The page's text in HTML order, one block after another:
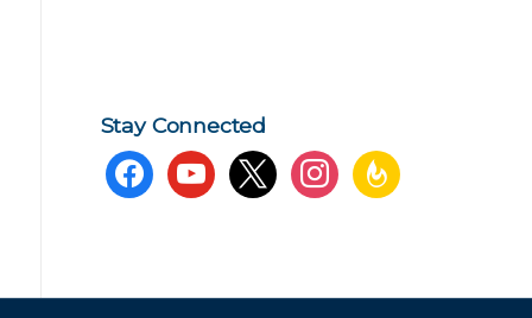
Stay Connected
facebookyoutube x instagramfeedburner